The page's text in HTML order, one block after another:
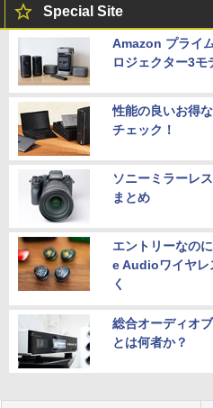
Special Site
Amazon プライ
ロジェクター3モ
性能の良いお得
チェック！
ソニーミラーレ
まとめ
エントリーなの
e Audioワイヤレ
く
総合オーディオ
とは何者か？